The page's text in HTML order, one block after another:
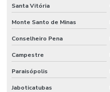
Santa Vitória
Monte Santo de Minas
Conselheiro Pena
Campestre
Paraisópolis
Jaboticatubas